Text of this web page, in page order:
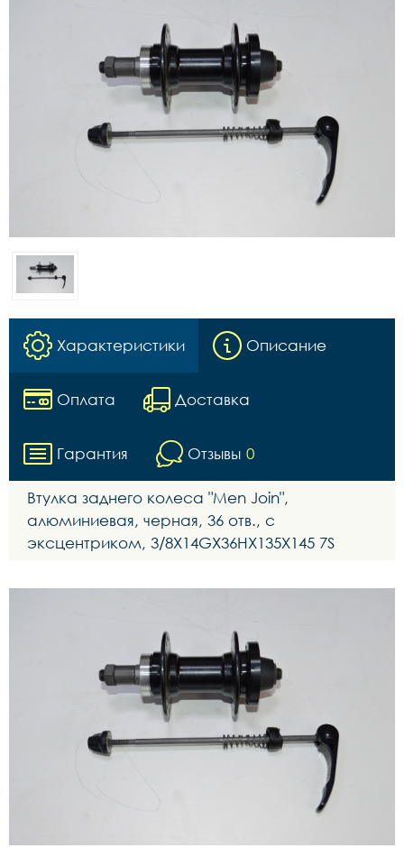
Характеристики Описание
Оплата Доставка
Гарантия Отзывы 0
Втулка заднего колеса "Men Join",
алюминиевая, черная, 36 отв., с
эксцентриком, 3/8X14GX36HX135X145 7S